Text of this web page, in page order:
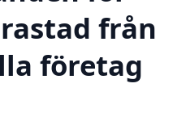
från
företag